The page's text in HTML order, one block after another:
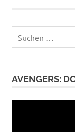
nach:
AVENGERS: